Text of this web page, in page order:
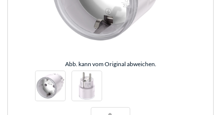
Abb. kann vom Original abweichen.